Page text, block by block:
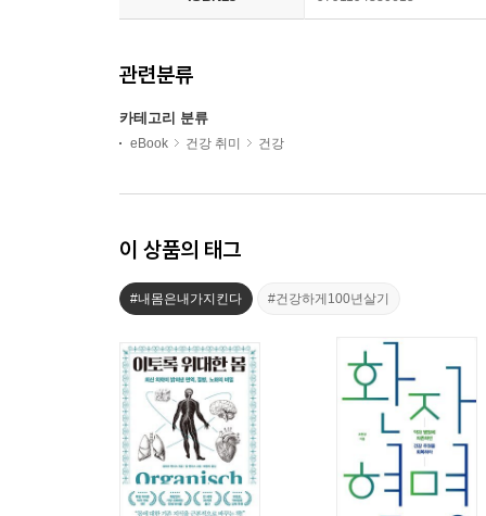
관련분류
카테고리 분류
eBook 건강 취미 건강
이 상품의 태그
#내몸은내가지킨다 #건강하게100년살기